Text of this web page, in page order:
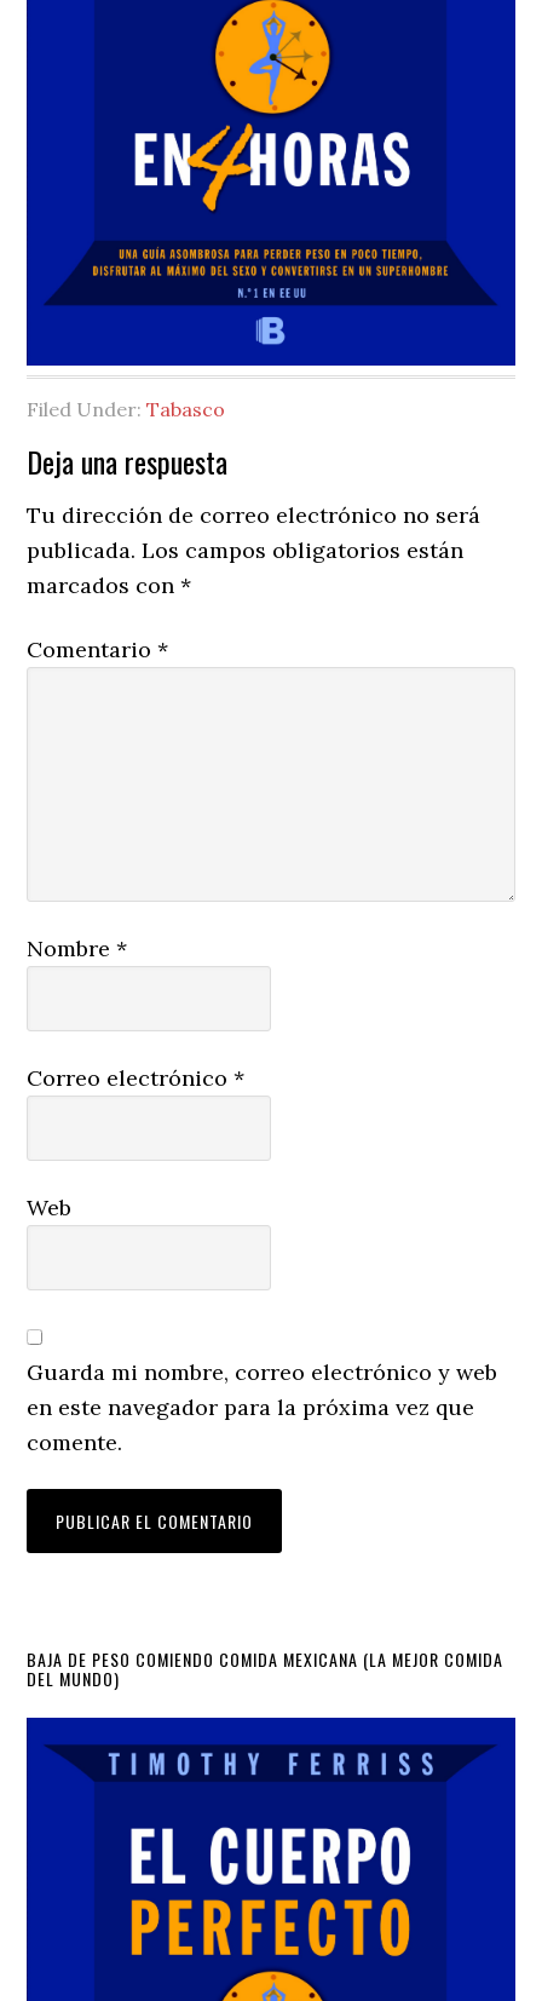
Filed Under:Tabasco
Reader
Interactions
Deja una respuesta
Tu dirección de correo electrónico no será
publicada. Los campos obligatorios están
marcados con*
Comentario*
Nombre*
Correo electrónico*
Web
Guarda mi nombre, correo electrónico y web
en este navegador para la próxima vez que
comente.
Primary
Sidebar
BAJA DE PESO COMIENDO COMIDA MEXICANA (LA MEJOR COMIDA
DEL MUNDO)